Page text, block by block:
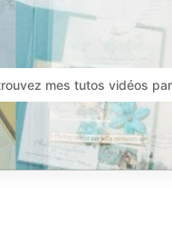
mes tutos vidéos